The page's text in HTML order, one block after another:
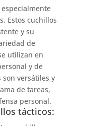
Estos cuchillos
y su
de
utilizan en
y de
son versátiles y
de tareas,
personal.
tácticos: